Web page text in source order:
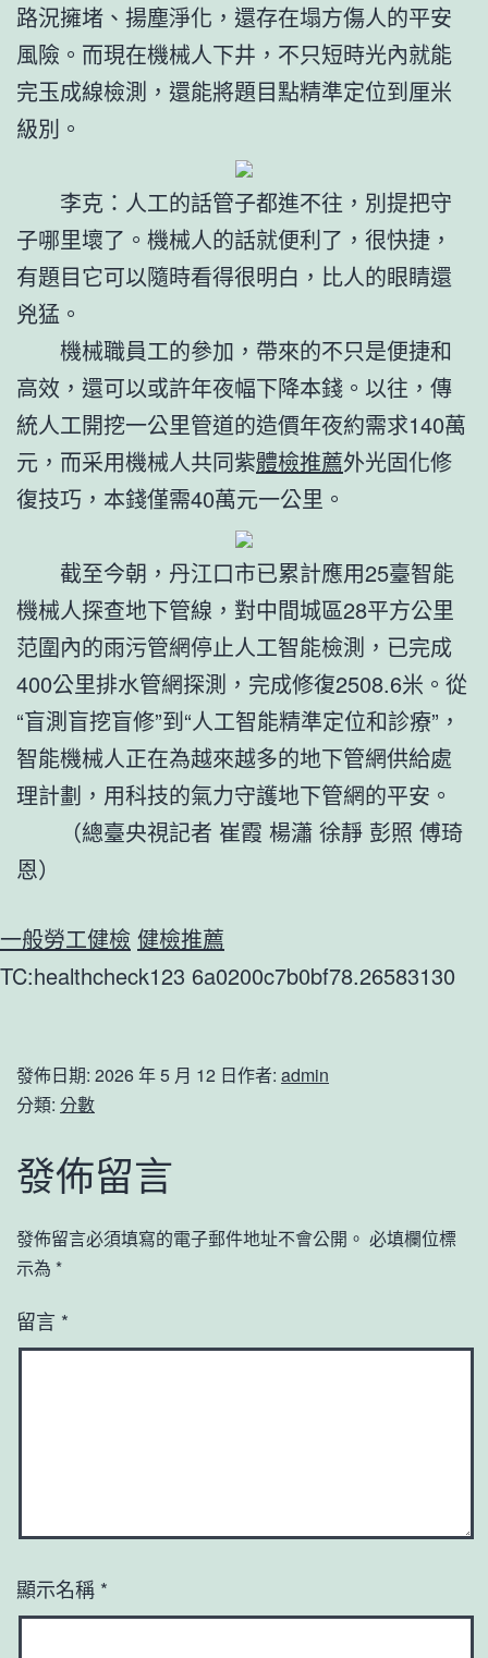
路況擁堵、揚塵淨化，還存在塌方傷人的平安
風險。而現在機械人下井，不只短時光內就能
完玉成線檢測，還能將題目點精準定位到厘米
級別。
李克：人工的話管子都進不往，別提把守
子哪里壞了。機械人的話就便利了，很快捷，
有題目它可以隨時看得很明白，比人的眼睛還
兇猛。
機械職員工的參加，帶來的不只是便捷和
高效，還可以或許年夜幅下降本錢。以往，傳
統人工開挖一公里管道的造價年夜約需求140萬
元，而采用機械人共同紫體檢推薦外光固化修
復技巧，本錢僅需40萬元一公里。
截至今朝，丹江口市已累計應用25臺智能
機械人探查地下管線，對中間城區28平方公里
范圍內的雨污管網停止人工智能檢測，已完成
400公里排水管網探測，完成修復2508.6米。從
“盲測盲挖盲修”到“人工智能精準定位和診療”，
智能機械人正在為越來越多的地下管網供給處
理計劃，用科技的氣力守護地下管網的平安。
（總臺央視記者 崔霞 楊瀟 徐靜 彭照 傅琦
恩）
一般勞工健檢 健檢推薦
TC:healthcheck123 6a0200c7b0bf78.26583130
發佈日期: 2026 年 5 月 12 日作者: admin
分類: 分數
發佈留言
發佈留言必須填寫的電子郵件地址不會公開。 必填欄位標
示為 *
留言 *
顯示名稱 *